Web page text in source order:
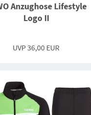
Anzughose Lifestyle
Logo II
UVP 36,00 EUR